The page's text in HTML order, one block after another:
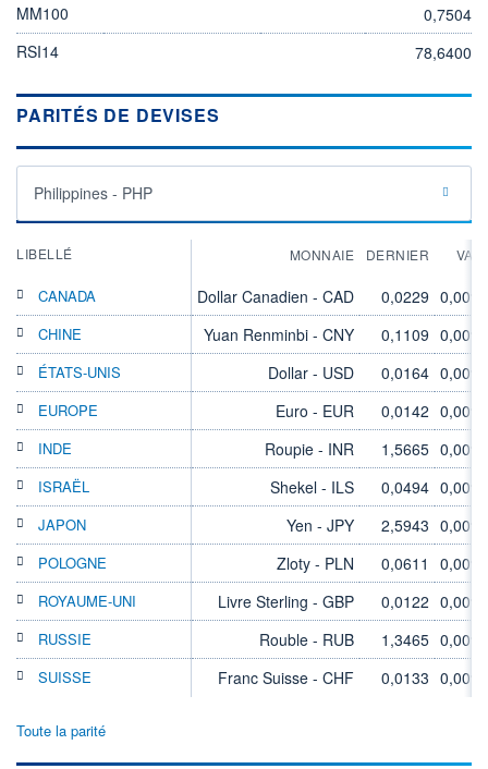
MM100
0,7504
RSI14
78,6400
PARITÉS DE DEVISES
Philippines - PHP
LIBELLÉ MONNAIE DERNIER VAR
CANADA Dollar Canadien - CAD 0,0229 0,00%
CHINE Yuan Renminbi - CNY 0,1109 0,00%
ÉTATS-UNIS Dollar - USD 0,0164 0,00%
EUROPE Euro - EUR 0,0142 0,00%
INDE Roupie - INR 1,5665 0,00%
ISRAËL Shekel - ILS 0,0494 0,00%
JAPON Yen - JPY 2,5943 0,00%
POLOGNE Zloty - PLN 0,0611 0,00%
ROYAUME-UNI Livre Sterling - GBP 0,0122 0,00%
RUSSIE Rouble - RUB 1,3465 0,00%
SUISSE Franc Suisse - CHF 0,0133 0,00%
Toute la parité